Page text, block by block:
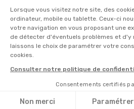
Lorsque vous visitez notre site, des
ordinateur, mobile ou tablette. Ceux-ci
votre navigation en vous proposant une
de détecter d'éventuels problèmes et d'y
laissons le choix de paramétrer votre
cookies.
Consulter notre politique de
Consentements certifiés
Non merci Paramétrer
© Terres et eaux
Politique de
Mentions
CGV